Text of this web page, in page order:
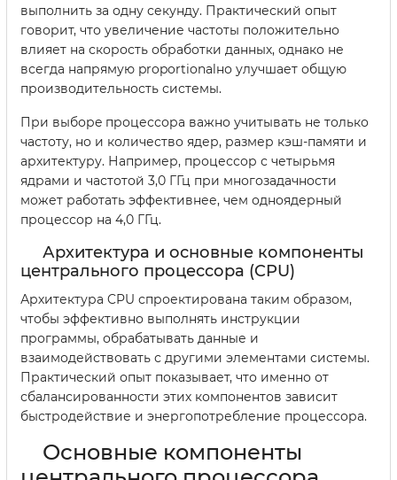
выполнить за одну секунду. Практический опыт
говорит, что увеличение частоты положительно
влияет на скорость обработки данных, однако не
всегда напрямую proportionalно улучшает общую
производительность системы.
При выборe процессора важно учитывать не только
частоту, но и количество ядер, размер кэш-памяти и
архитектуру. Например, процессор с четырьмя
ядрами и частотой 3,0 ГГц при многозадачности
может работать эффективнее, чем одноядерный
процессор на 4,0 ГГц.
Архитектура и основные компоненты
центрального процессора (CPU)
Архитектура CPU спроектирована таким образом,
чтобы эффективно выполнять инструкции
программы, обрабатывать данные и
взаимодействовать с другими элементами системы.
Практический опыт показывает, что именно от
сбалансированности этих компонентов зависит
быстродействие и энергопотребление процессора.
Основные компоненты